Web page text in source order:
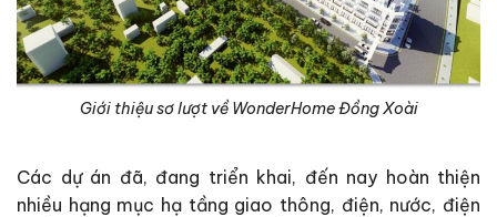
Giới thiệu sơ lượt về WonderHome Đồng Xoài
Các dự án đã, đang triển khai, đến nay hoàn thiện
nhiều hạng mục hạ tầng giao thông, điện, nước, điện